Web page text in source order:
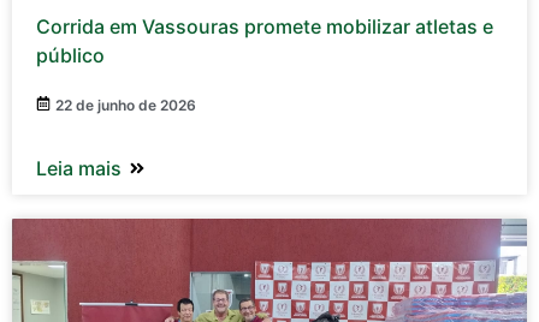
Corrida em Vassouras promete mobilizar atletas e
público
22 de junho de 2026
Leia mais